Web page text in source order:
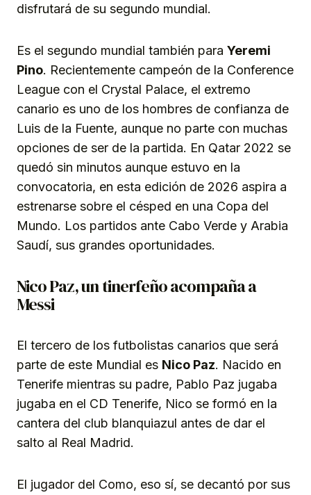
disfrutará de su segundo mundial.
Es el segundo mundial también para Yeremi
Pino. Recientemente campeón de la Conference
League con el Crystal Palace, el extremo
canario es uno de los hombres de confianza de
Luis de la Fuente, aunque no parte con muchas
opciones de ser de la partida. En Qatar 2022 se
quedó sin minutos aunque estuvo en la
convocatoria, en esta edición de 2026 aspira a
estrenarse sobre el césped en una Copa del
Mundo. Los partidos ante Cabo Verde y Arabia
Saudí, sus grandes oportunidades.
Nico Paz, un tinerfeño acompaña a
Messi
El tercero de los futbolistas canarios que será
parte de este Mundial es Nico Paz. Nacido en
Tenerife mientras su padre, Pablo Paz jugaba
jugaba en el CD Tenerife, Nico se formó en la
cantera del club blanquiazul antes de dar el
salto al Real Madrid.
El jugador del Como, eso sí, se decantó por sus